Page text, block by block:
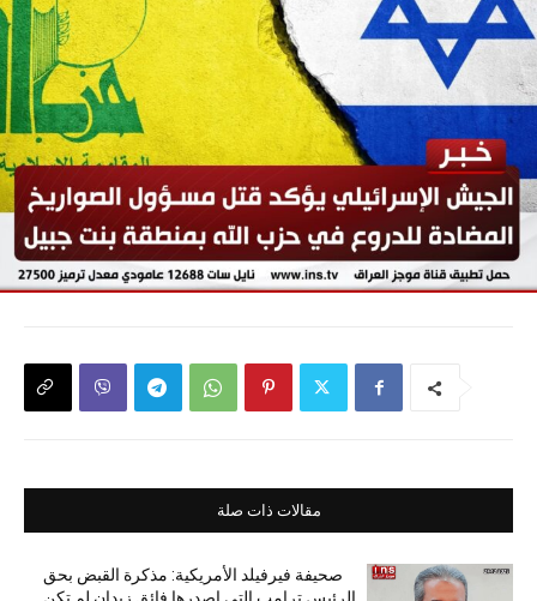
مقالات ذات صلة
صحيفة فيرفيلد الأمريكية: مذكرة القبض بحق